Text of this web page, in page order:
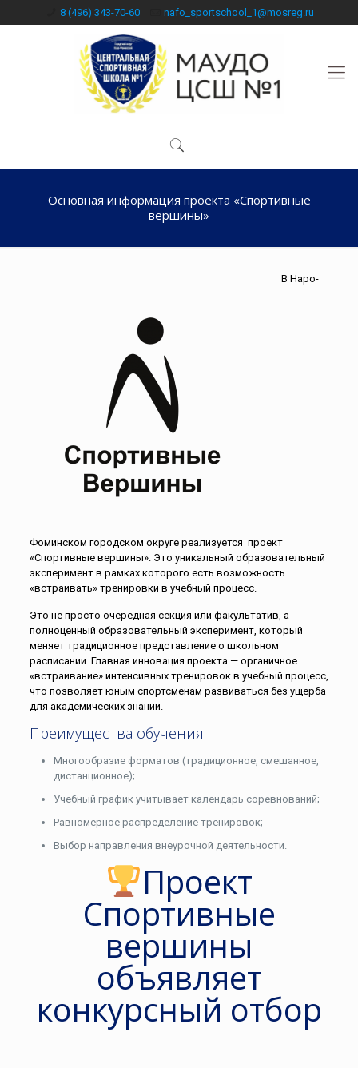
8 (496) 343-70-60 nafo_sportschool_1@mosreg.ru
Основная информация проекта «Спортивные
вершины»
В Наро-
Фоминском городском округе реализуется проект
«Спортивные вершины». Это уникальный образовательный
эксперимент в рамках которого есть возможность
«встраивать» тренировки в учебный процесс.
Это не просто очередная секция или факультатив, а
полноценный образовательный эксперимент, который
меняет традиционное представление о школьном
расписании. Главная инновация проекта — органичное
«встраивание» интенсивных тренировок в учебный процесс,
что позволяет юным спортсменам развиваться без ущерба
для академических знаний.
Преимущества обучения:
Многообразие форматов (традиционное, смешанное,
дистанционное);
Учебный график учитывает календарь соревнований;
Равномерное распределение тренировок;
Выбор направления внеурочной деятельности.
Проект
Спортивные
вершины
объявляет
конкурсный отбор